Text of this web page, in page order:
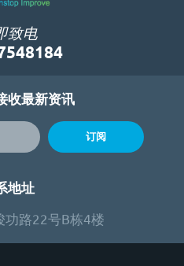
致电
收最新资讯
订阅
地址
功路22号B栋4楼